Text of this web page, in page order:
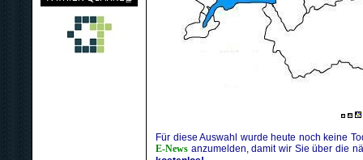
Für diese Auswahl wurde heute noch keine
E-News anzumelden, damit wir Sie über die